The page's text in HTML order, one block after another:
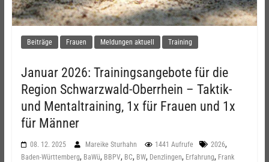
Beiträge Frauen Meldungen aktuell Training
Januar 2026: Trainingsangebote für die
Region Schwarzwald-Oberrhein – Taktik-
und Mentaltraining, 1x für Frauen und 1x
für Männer
08. 12. 2025 Mareike Sturhahn 1441 Aufrufe 2026,
Baden-Württemberg, BaWü, BBPV, BC, BW, Denzlingen, Erfahrung, Frank